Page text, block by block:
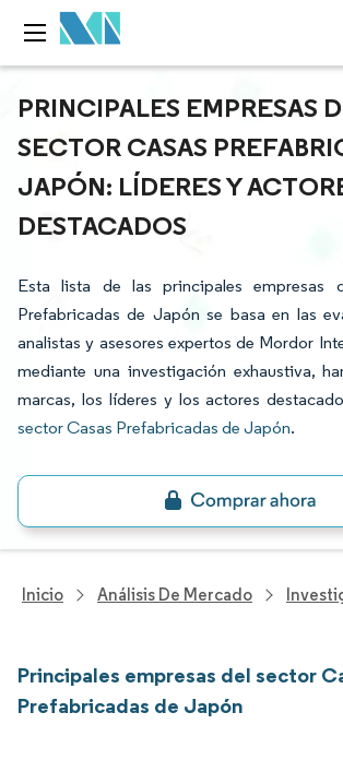
PRINCIPALES EMPRESAS
SECTOR CASAS
JAPÓN: LÍDERES Y
DESTACADOS
Esta lista de las principales empresas
Prefabricadas de Japón se basa en las
analistas y asesores expertos de Mordor
mediante una investigación exhaustiva,
marcas, los líderes y los actores
sector Casas Prefabricadas de Japón.
Inicio Análisis De Mercado
Principales empresas del sector
Prefabricadas de Japón